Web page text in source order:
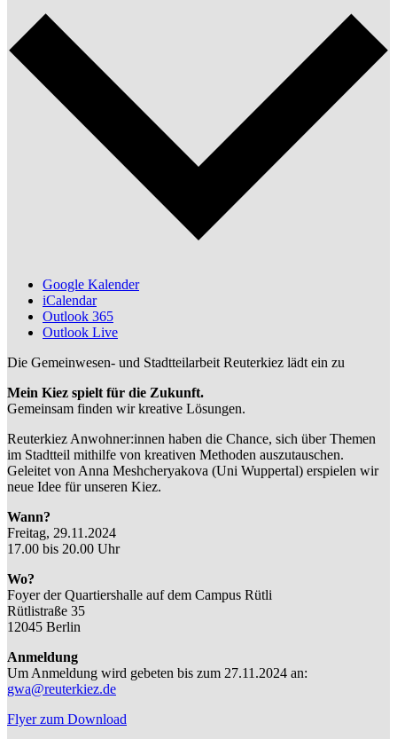
Google Kalender
iCalendar
Outlook 365
Outlook Live
Die Gemeinwesen- und Stadtteilarbeit Reuterkiez lädt ein zu
Mein Kiez spielt für die Zukunft.
Gemeinsam finden wir kreative Lösungen.
Reuterkiez Anwohner:innen haben die Chance, sich über Themen
im Stadtteil mithilfe von kreativen Methoden auszutauschen.
Geleitet von Anna Meshcheryakova (Uni Wuppertal) erspielen wir
neue Idee für unseren Kiez.
Wann?
Freitag, 29.11.2024
17.00 bis 20.00 Uhr
Wo?
Foyer der Quartiershalle auf dem Campus Rütli
Rütlistraße 35
12045 Berlin
Anmeldung
Um Anmeldung wird gebeten bis zum 27.11.2024 an:
gwa@reuterkiez.de
Flyer zum Download